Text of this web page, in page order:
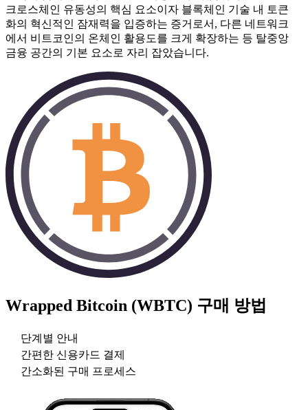
크로스체인 유동성의 핵심 요소이자 블록체인 기술 내 토큰
화의 혁신적인 잠재력을 입증하는 증거로서, 다른 네트워크
에서 비트코인의 온체인 활용도를 크게 확장하는 등 탈중앙
금융 공간의 기본 요소로 자리 잡았습니다.
Wrapped Bitcoin (WBTC) 구매 방법
단계별 안내
간편한 신용카드 결제
간소화된 구매 프로세스